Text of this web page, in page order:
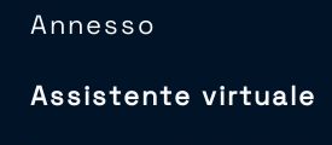
Annesso
Assistente virtuale